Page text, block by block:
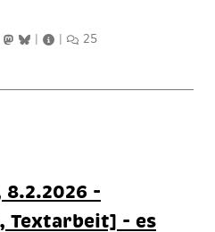
| | 25
-
Textarbeit] - es